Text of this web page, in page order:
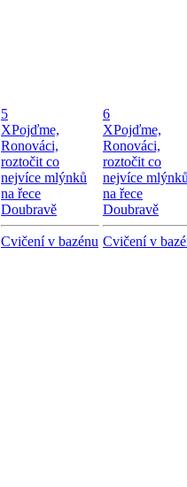
5
XPojďme,
Ronováci,
roztočit co
nejvíce mlýnků
na řece
Doubravě
Cvičení v bazénu
6
XPojďme,
Ronováci,
roztočit co
nejvíce
na řece
Doubravě
Cvičení v